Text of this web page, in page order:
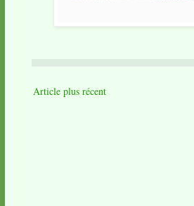
Article plus récent